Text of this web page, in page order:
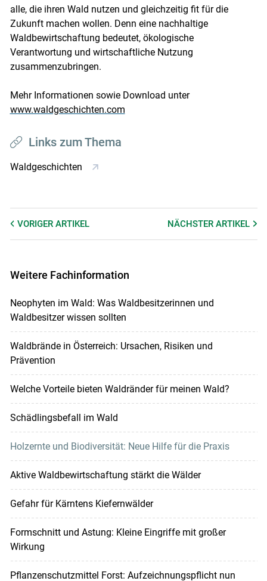
alle, die ihren Wald nutzen und gleichzeitig fit für die
Zukunft machen wollen. Denn eine nachhaltige
Waldbewirtschaftung bedeutet, ökologische
Verantwortung und wirtschaftliche Nutzung
zusammenzubringen.
Mehr Informationen sowie Download unter
www.waldgeschichten.com
Links zum Thema
Waldgeschichten
VORIGER ARTIKEL NÄCHSTERARTIKEL
Weitere Fachinformation
Neophyten im Wald: Was Waldbesitzerinnen und
Waldbesitzer wissen sollten
Waldbrände in Österreich: Ursachen, Risiken und
Prävention
Welche Vorteile bieten Waldränder für meinen Wald?
Schädlingsbefall im Wald
Holzernte und Biodiversität: Neue Hilfe für die Praxis
Aktive Waldbewirtschaftung stärkt die Wälder
Gefahr für Kärntens Kiefernwälder
Formschnitt und Astung: Kleine Eingriffe mit großer
Wirkung
Pflanzenschutzmittel Forst: Aufzeichnungspflicht nun